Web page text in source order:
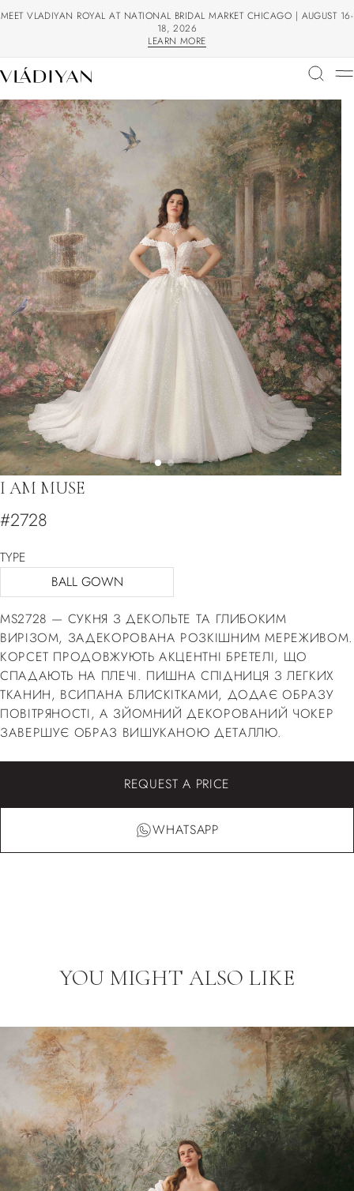
MEET VLADIYAN ROYAL AT NATIONAL BRIDAL MARKET CHICAGO | AUGUST 16-
18, 2026
LEARN MORE
I AM MUSE
#2728
TYPE
BALL GOWN
MS2728 — СУКНЯ З ДЕКОЛЬТЕ ТА ГЛИБОКИМ
ВИРІЗОМ, ЗАДЕКОРОВАНА РОЗКІШНИМ МЕРЕЖИВОМ.
КОРСЕТ ПРОДОВЖУЮТЬ АКЦЕНТНІ БРЕТЕЛІ, ЩО
СПАДАЮТЬ НА ПЛЕЧІ. ПИШНА СПІДНИЦЯ З ЛЕГКИХ
ТКАНИН, ВСИПАНА БЛИСКІТКАМИ, ДОДАЄ ОБРАЗУ
ПОВІТРЯНОСТІ, А ЗЙОМНИЙ ДЕКОРОВАНИЙ ЧОКЕР
ЗАВЕРШУЄ ОБРАЗ ВИШУКАНОЮ ДЕТАЛЛЮ.
REQUEST A PRICE
WHATSAPP
YOU MIGHT ALSO LIKE